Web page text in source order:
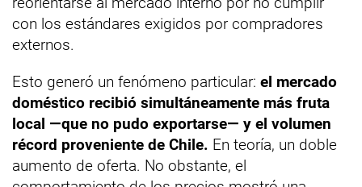
con los estándares exigidos por compradores
externos.
Esto generó un fenómeno particular: el mercado
doméstico recibió simultáneamente más fruta
local —que no pudo exportarse— y el volumen
récord proveniente de Chile. En teoría, un doble
aumento de oferta. No obstante, el